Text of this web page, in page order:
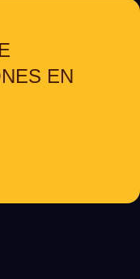
EN